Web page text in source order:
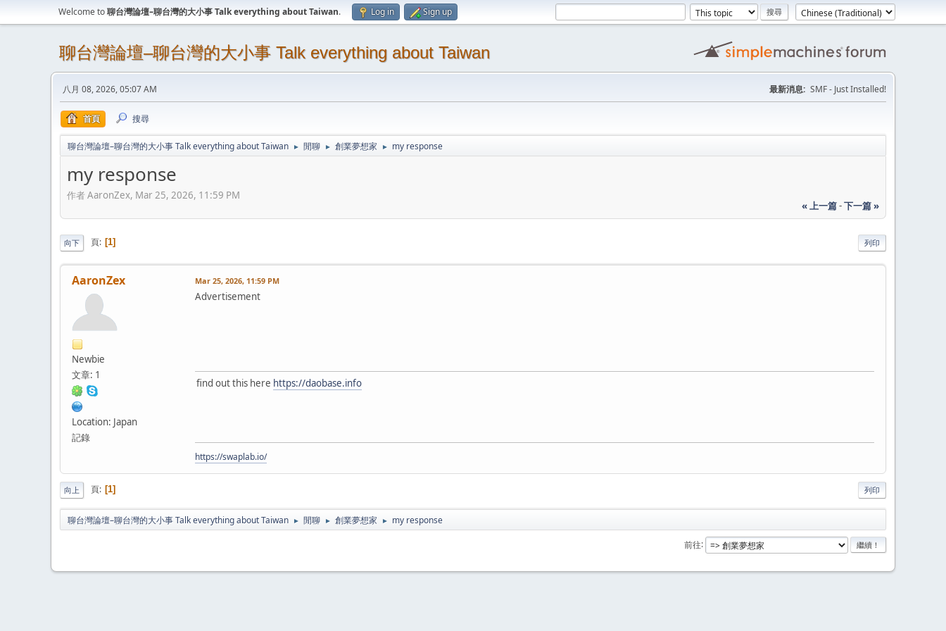
Welcome to聊台灣論壇–聊台灣的大小事 Talk everything about Taiwan. Log in Sign up
聊台灣論壇–聊台灣的大小事 Talk everything about Taiwan
八月 08, 2026, 05:07 AM 最新消息: SMF - Just Installed!
首頁 搜尋
聊台灣論壇–聊台灣的大小事 Talk everything about Taiwan ► 閒聊 ► 創業夢想家 ► my response
my response
作者 AaronZex, Mar 25, 2026, 11:59 PM
« 上一篇-下一篇 »
列印
向下 頁 1
AaronZex
Newbie
文章: 1
Location: Japan
記錄
Mar 25, 2026, 11:59 PM
Advertisement
find out this here https://daobase.info
https://swaplab.io/
列印
向上 頁 1
聊台灣論壇–聊台灣的大小事 Talk everything about Taiwan ► 閒聊 ► 創業夢想家 ► my response
前往